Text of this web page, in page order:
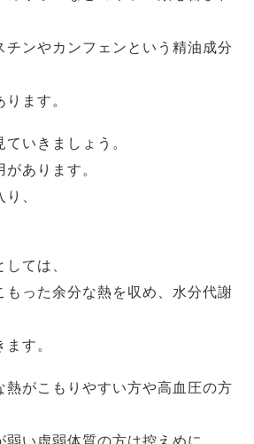
チンやカンフェンという精油成分
ます。
いきましょう。
あります。
、
ては、
もった余分な熱を収め、水分代謝
す。
熱がこもりやすい方や高血圧の方
い虚弱体質の方は控えめに。